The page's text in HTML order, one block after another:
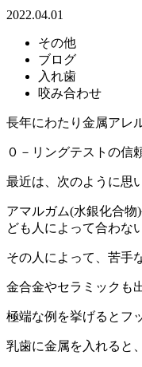
2022.04.01
その他
ブログ
入れ歯
咬み合わせ
長年にわたり金属アレ
０－リングテストの信
最近は、次のように思
アマルガム(水銀化合
ども人によって合わな
その人によって、苦手
金合金やセラミックも
極端な例を挙げるとフ
乳歯に金属を入れると